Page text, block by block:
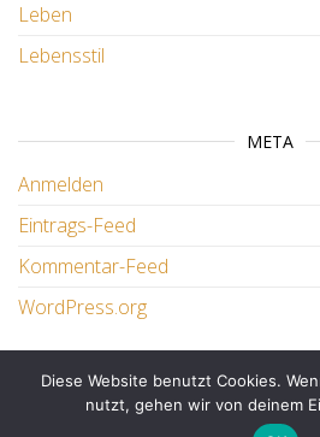
Leben
Lebensstil
META
Anmelden
Eintrags-Feed
Kommentar-Feed
WordPress.org
Stolz präsentiert von
Blog
Diese Website benutzt Cookies.
nutzt, gehen wir von deinem